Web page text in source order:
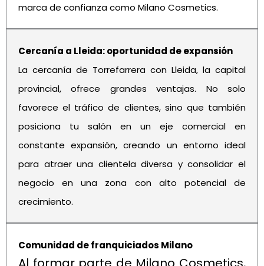
marca de confianza como Milano Cosmetics.
Cercanía a Lleida: oportunidad de expansión
La cercanía de Torrefarrera con Lleida, la capital
provincial, ofrece grandes ventajas. No solo
favorece el tráfico de clientes, sino que también
posiciona tu salón en un eje comercial en
constante expansión, creando un entorno ideal
para atraer una clientela diversa y consolidar el
negocio en una zona con alto potencial de
crecimiento.
Comunidad de franquiciados Milano